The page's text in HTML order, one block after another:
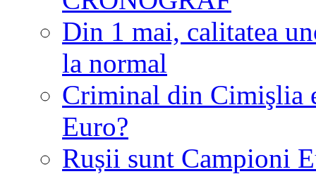
Din 1 mai, calitatea
la normal
Criminal din Cimişlia
Euro?
Rușii sunt Campioni